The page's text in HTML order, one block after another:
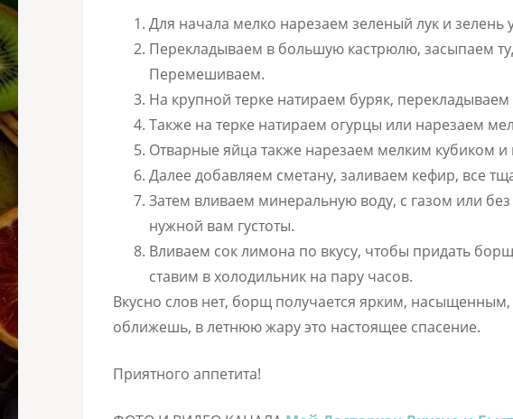
Для начала мелко нарезаем зеленый лук и зелень
Перекладываем в большую кастрюлю, засыпаем
Перемешиваем.
На крупной терке натираем буряк,
Также на терке натираем огурцы или нарезаем
Отварные яйца также нарезаем мелким кубиком
Далее добавляем сметану, заливаем кефир, все
Затем вливаем минеральную воду, с газом или
нужной вам густоты.
Вливаем сок лимона по вкусу, чтобы придать
ставим в холодильник на пару часов.
Вкусно слов нет, борщ получается ярким,
оближешь, в летнюю жару это настоящее спасение.
Приятного аппетита!